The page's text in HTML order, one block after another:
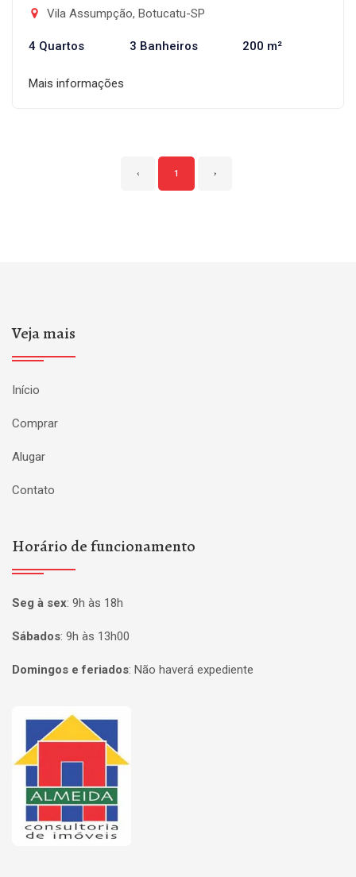
Vila Assumpção, Botucatu-SP
4 Quartos 3 Banheiros 200 m²
Mais informações
‹ 1 ›
Veja mais
Início
Comprar
Alugar
Contato
Horário de funcionamento
Seg à sex: 9h às 18h
Sábados: 9h às 13h00
Domingos e feriados: Não haverá expediente
Página inicial